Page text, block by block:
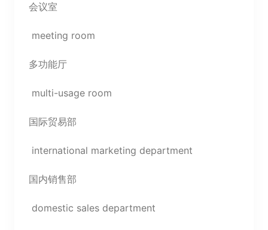
会议室
meeting room
多功能厅
multi-usage room
国际贸易部
international marketing department
国内销售部
domestic sales department